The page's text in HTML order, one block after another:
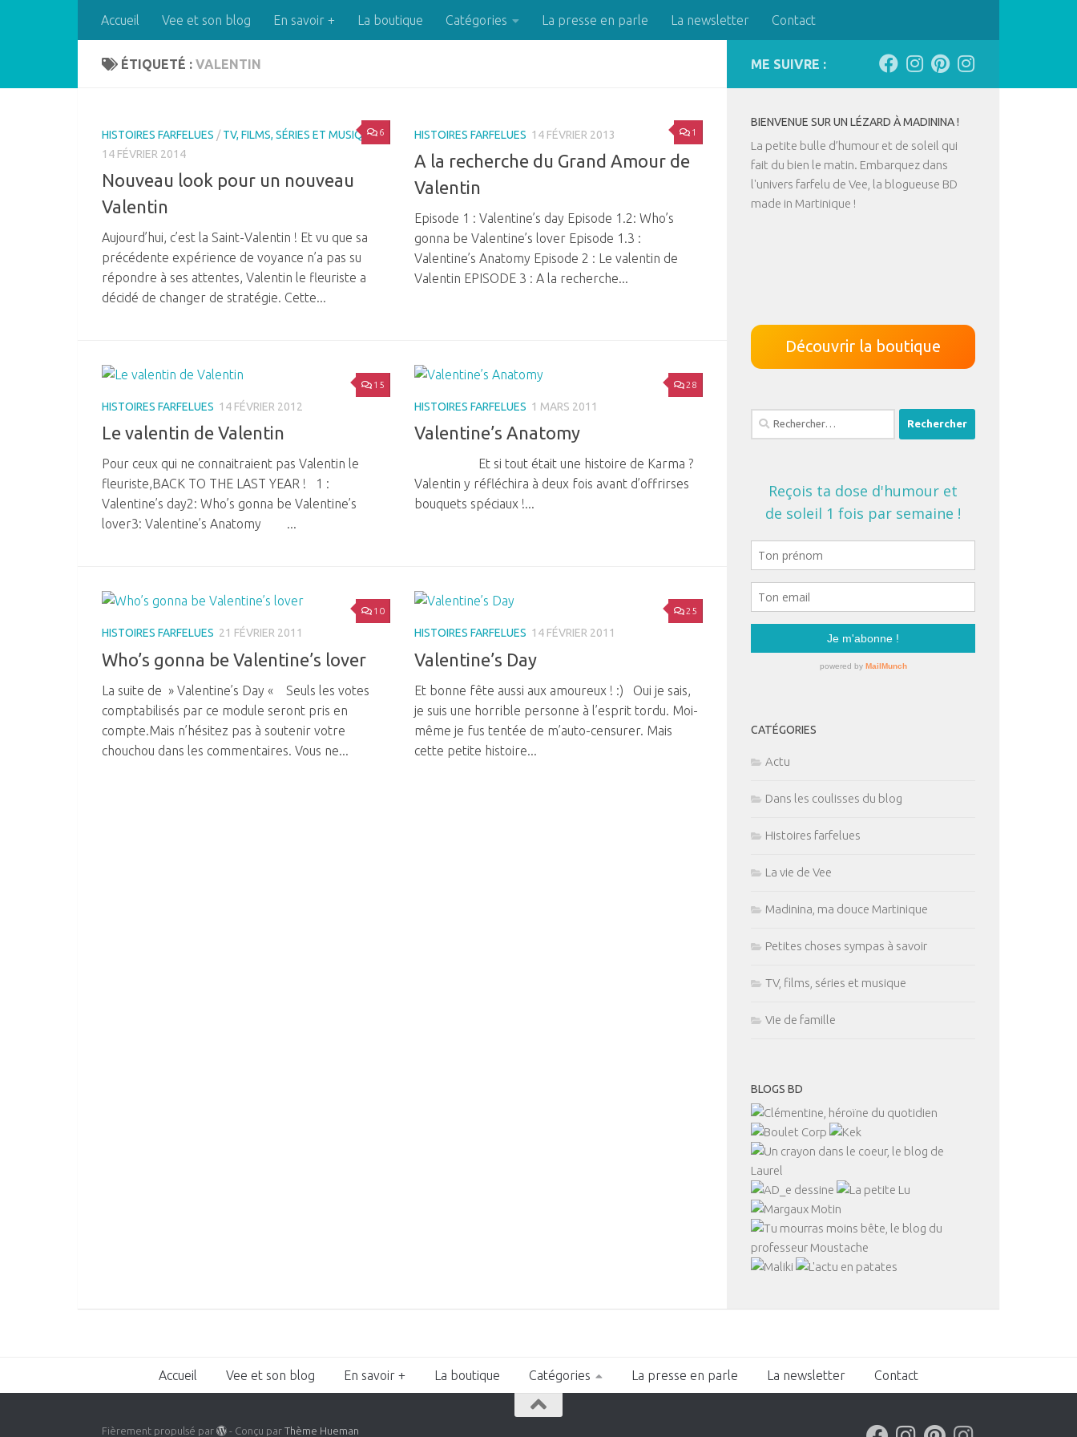
Skip to contentAccueil Vee et son blog En savoir + La boutique Catégories La presse en parle La newsletter Contact
ÉTIQUETÉ : VALENTIN
6
HISTOIRES FARFELUES /TV, FILMS, SÉRIES ET MUSIQUE
14 FÉVRIER 2014
Nouveau look pour un nouveau
Valentin
Aujourd’hui, c’est la Saint-Valentin ! Et vu que sa
précédente expérience de voyance n’a pas su
répondre à ses attentes, Valentin le fleuriste a
décidé de changer de stratégie. Cette...
1
HISTOIRES FARFELUES 14 FÉVRIER 2013
A la recherche du Grand Amour de
Valentin
Episode 1 : Valentine’s day Episode 1.2: Who’s
gonna be Valentine’s lover Episode 1.3 :
Valentine’s Anatomy Episode 2 : Le valentin de
Valentin EPISODE 3 : A la recherche...
15
HISTOIRES FARFELUES 14 FÉVRIER 2012
Le valentin de Valentin
Pour ceux qui ne connaitraient pas Valentin le
fleuriste,BACK TO THE LAST YEAR ! 1 :
Valentine’s day2: Who’s gonna be Valentine’s
lover3: Valentine’s Anatomy ...
28
HISTOIRES FARFELUES 1 MARS 2011
Valentine’s Anatomy
Et si tout était une histoire de Karma ?
Valentin y réfléchira à deux fois avant d’offrirses
bouquets spéciaux !...
10
HISTOIRES FARFELUES 21 FÉVRIER 2011
Who’s gonna be Valentine’s lover
La suite de » Valentine’s Day « Seuls les votes
comptabilisés par ce module seront pris en
compte.Mais n’hésitez pas à soutenir votre
chouchou dans les commentaires. Vous ne...
25
HISTOIRES FARFELUES 14 FÉVRIER 2011
Valentine’s Day
Et bonne fête aussi aux amoureux ! :) Oui je sais,
je suis une horrible personne à l’esprit tordu. Moi-
même je fus tentée de m’auto-censurer. Mais
cette petite histoire...
ME SUIVRE :
BIENVENUE SUR UN LÉZARD À MADININA !
La petite bulle d’humour et de soleil qui
fait du bien le matin. Embarquez dans
l'univers farfelu de Vee, la blogueuse BD
made in Martinique !
Découvrir la boutique
Rechercher :
CATÉGORIES
Actu
Dans les coulisses du blog
Histoires farfelues
La vie de Vee
Madinina, ma douce Martinique
Petites choses sympas à savoir
TV, films, séries et musique
Vie de famille
BLOGS BD
Accueil Vee et son blog En savoir + La boutique Catégories La presse en parle La newsletter Contact
Fièrement propulsé par - Conçu parThème Hueman